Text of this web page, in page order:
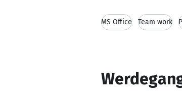
MS Office Team work